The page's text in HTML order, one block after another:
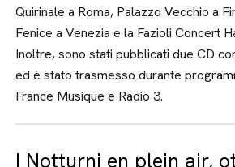
Quirinale a Roma, Palazzo Vecchio a
Fenice a Venezia e la Fazioli Concert
Inoltre, sono stati pubblicati due CD
ed è stato trasmesso durante
France Musique e Radio 3.
I Notturni en plein air,